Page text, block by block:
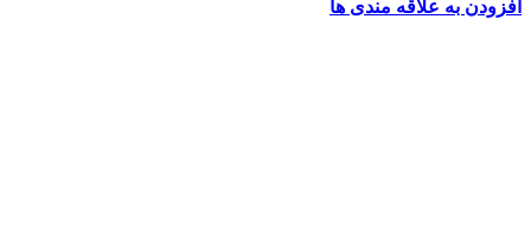
افزودن به علاقه مندی ها